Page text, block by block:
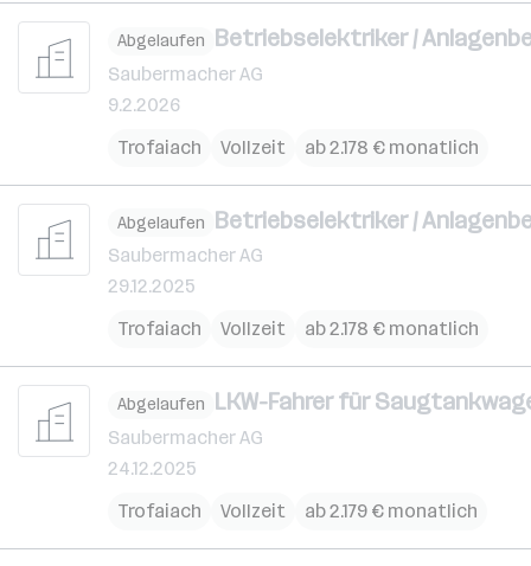
Abgelaufen Betriebselektriker /
Saubermacher AG
9.2.2026
Trofaiach
Vollzeit ab 2.178 € monatlich
Abgelaufen Betriebselektriker /
Saubermacher AG
29.12.2025
Trofaiach
Vollzeit ab 2.178 € monatlich
Abgelaufen LKW-Fahrer für
Saubermacher AG
24.12.2025
Trofaiach
Vollzeit ab 2.179 € monatlich